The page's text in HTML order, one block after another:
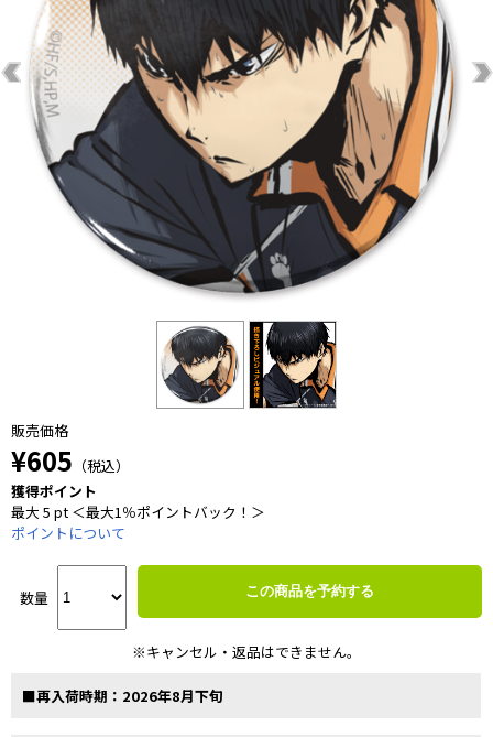
販売価格
¥605 （税込）
獲得ポイント
最大 5 pt ＜最大1％ポイントバック！＞
ポイントについて
数量 この商品を予約する
※キャンセル・返品はできません。
■再入荷時期：2026年8月下旬